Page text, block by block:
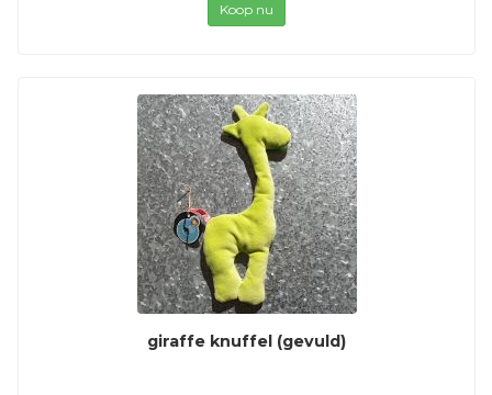
Koop nu
giraffe knuffel (gevuld)